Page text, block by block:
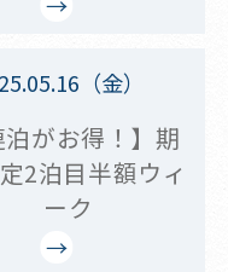
（金）
泊がお得！】期
2泊目半額ウィ
ーク